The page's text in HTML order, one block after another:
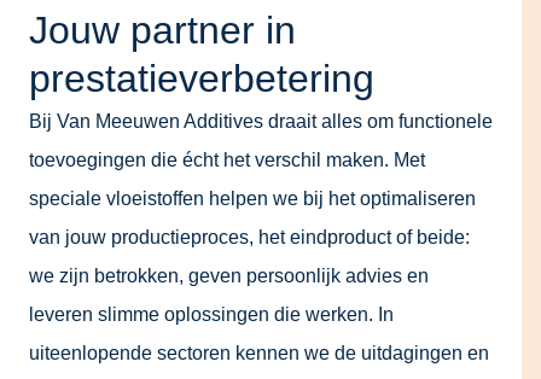
Jouw partner in
prestatieverbetering
Bij Van Meeuwen Additives draait alles om functionele
toevoegingen die écht het verschil maken. Met
speciale vloeistoffen helpen we bij het optimaliseren
van jouw productieproces, het eindproduct of beide:
we zijn betrokken, geven persoonlijk advies en
leveren slimme oplossingen die werken. In
uiteenlopende sectoren kennen we de uitdagingen en